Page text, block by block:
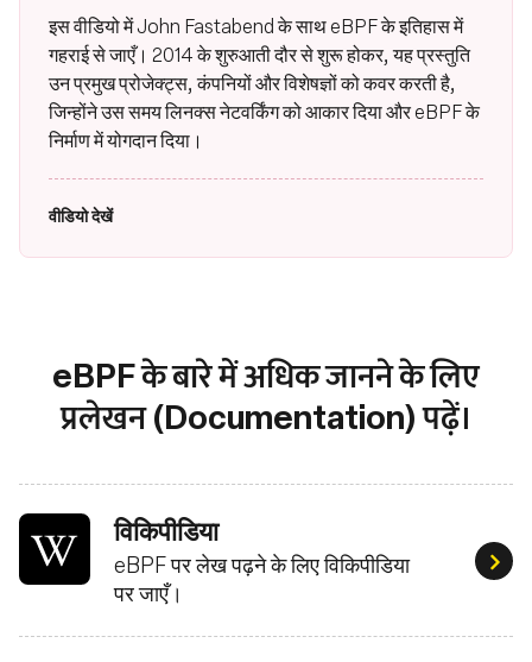
इस वीडियो में John Fastabend के साथ eBPF के इतिहास में
गहराई से जाएँ। 2014 के शुरुआती दौर से शुरू होकर, यह प्रस्तुति
उन प्रमुख प्रोजेक्ट्स, कंपनियों और विशेषज्ञों को कवर करती है,
जिन्होंने उस समय लिनक्स नेटवर्किंग को आकार दिया और eBPF के
निर्माण में योगदान दिया।
वीडियो देखें
eBPF के बारे में अधिक जानने के लिए
प्रलेखन (Documentation) पढ़ें।
विकिपीडिया
eBPF पर लेख पढ़ने के लिए विकिपीडिया
पर जाएँ।